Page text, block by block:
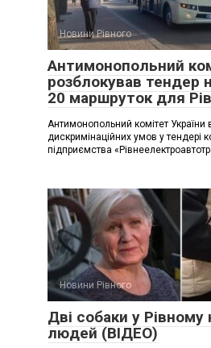
Новини Рівного
Антимонопольний
розблокував тендер
20 маршруток для
Антимонопольний комітет України
дискримінаційних умов у тендері
підприємства
Новини Рівного
Дві собаки у Рівному
людей (ВІДЕО)